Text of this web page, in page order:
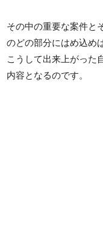
その中の重要な案件と
のどの部分にはめ込め
こうして出来上がった
内容となるのです。